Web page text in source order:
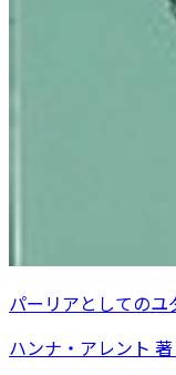
パーリアとしてのユ
ハンナ・アレント